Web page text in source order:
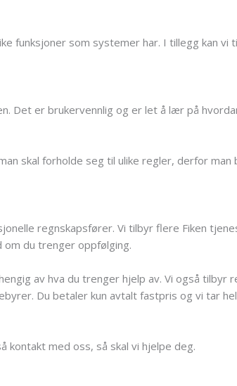
funksjoner som systemer har. I tillegg kan vi
Det er brukervennlig og er let å lær på
skal forholde seg til ulike regler, derfor man
regnskapsfører. Vi tilbyr flere Fiken
du trenger oppfølging.
av hva du trenger hjelp av. Vi også tilbyr
Du betaler kun avtalt fastpris og vi tar
kontakt med oss, så skal vi hjelpe deg.